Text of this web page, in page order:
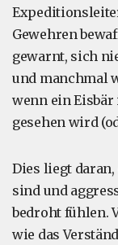
Gewehren
gewarnt, sich
und manchmal
wenn ein Eisbär
gesehen wird
Dies liegt
sind und
bedroht fühlen.
wie das